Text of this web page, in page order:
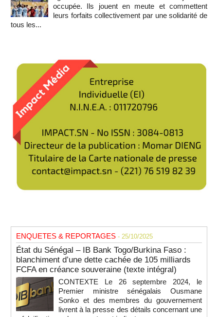
occupée. Ils jouent en meute et commettent
leurs forfaits collectivement par une solidarité de
tous les...
ENQUETES & REPORTAGES - 25/10/2025
État du Sénégal – IB Bank Togo/Burkina Faso :
blanchiment d’une dette cachée de 105 milliards
FCFA en créance souveraine (texte intégral)
CONTEXTE Le 26 septembre 2024, le
Premier ministre sénégalais Ousmane
Sonko et des membres du gouvernement
livrent à la presse des détails concernant une